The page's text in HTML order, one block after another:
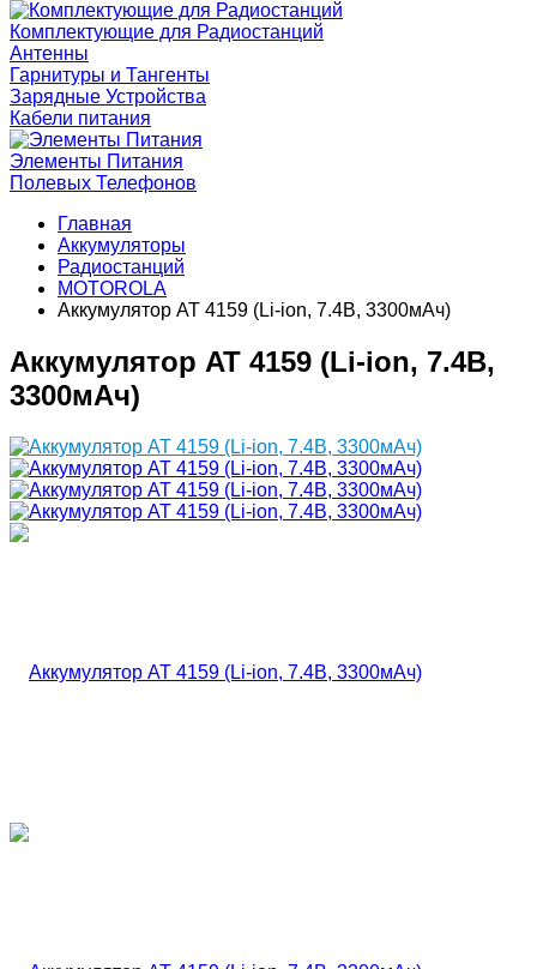
Комплектующие для Радиостанций
Антенны
Гарнитуры и Тангенты
Зарядные Устройства
Кабели питания
Элементы Питания
Полевых Телефонов
Главная
Аккумуляторы
Радиостанций
MOTOROLA
Аккумулятор AT 4159 (Li-ion, 7.4В, 3300мАч)
Аккумулятор AT 4159 (Li-ion, 7.4В,
3300мАч)